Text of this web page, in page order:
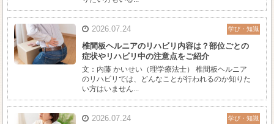
2026.07.24 学び・知識
椎間板ヘルニアのリハビリ内容は？部位ごとの
症状やリハビリ中の注意点をご紹介
文：内藤 かいせい（理学療法士） 椎間板ヘルニア
のリハビリでは、どんなことが行われるのか知りた
い方はいません...
2026.07.24 学び・知識